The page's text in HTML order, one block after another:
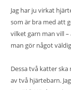
Jag har ju virkat
som är bra med att
vilket garn man vill
man gör något
Dessa två katter
av två hjärtebarn.